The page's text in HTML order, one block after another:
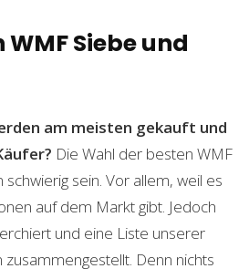
WMF Siebe und
am meisten gekauft und
Die Wahl der besten WMF
sein. Vor allem, weil es
auf dem Markt gibt. Jedoch
und eine Liste unserer
Denn nichts